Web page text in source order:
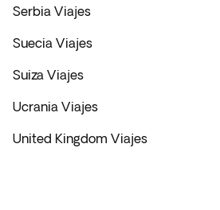
Serbia Viajes
Suecia Viajes
Suiza Viajes
Ucrania Viajes
United Kingdom Viajes